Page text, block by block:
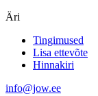
Äri
Tingimused
Lisa ettevõte
Hinnakiri
info@jow.ee